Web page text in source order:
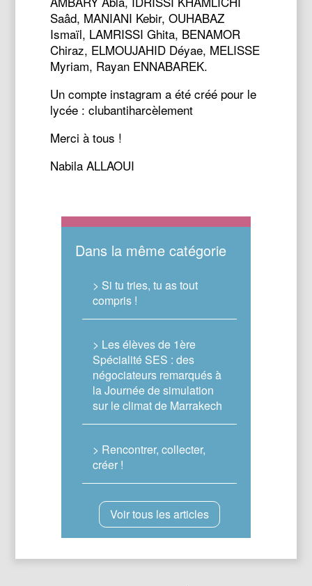
Saâd, MANIANI Kebir, OUHABAZ
Ismaïl, LAMRISSI Ghita, BENAMOR
Chiraz, ELMOUJAHID Déyae, MELISSE
Myriam, Rayan ENNABAREK.
Un compte instagram a été créé pour le
lycée : clubantiharcèlement
Merci à tous !
Nabila ALLAOUI
Dans la même catégorie
> Si tu tries, tu as tout
compris !
> Les élèves de 1ère
Spécialité SES : des
négociateurs remarqués à
la Journée de simulation
sur le climat de Marrakech
> Rencontrer, collecter,
créer !
Voir tous les articles